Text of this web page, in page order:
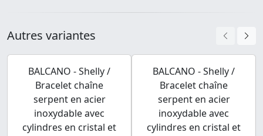
Autres variantes
BALCANO - Shelly /
Bracelet chaîne
serpent en acier
inoxydable avec
cylindres en cristal et
BALCANO - Shelly /
Bracelet chaîne
serpent en acier
inoxydable avec
cylindres en cristal et